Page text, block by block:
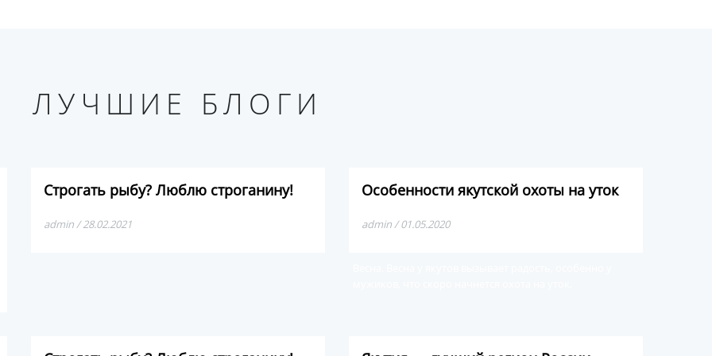
ЛУЧШИЕ БЛОГИ
Строгать рыбу? Люблю строганину!
admin / 28.02.2021
Особенности якутской охоты на уток
admin / 01.05.2020